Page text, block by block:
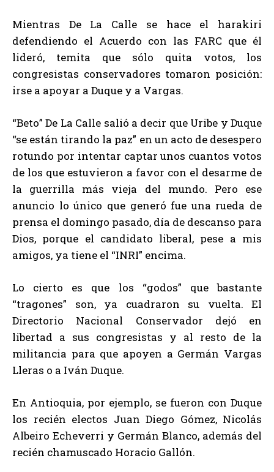
Mientras De La Calle se hace el harakiri
defendiendo el Acuerdo con las FARC que él
lideró, temita que sólo quita votos, los
congresistas conservadores tomaron posición:
irse a apoyar a Duque y a Vargas.
“Beto” De La Calle salió a decir que Uribe y Duque
“se están tirando la paz” en un acto de desespero
rotundo por intentar captar unos cuantos votos
de los que estuvieron a favor con el desarme de
la guerrilla más vieja del mundo. Pero ese
anuncio lo único que generó fue una rueda de
prensa el domingo pasado, día de descanso para
Dios, porque el candidato liberal, pese a mis
amigos, ya tiene el “INRI” encima.
Lo cierto es que los “godos” que bastante
“tragones” son, ya cuadraron su vuelta. El
Directorio Nacional Conservador dejó en
libertad a sus congresistas y al resto de la
militancia para que apoyen a Germán Vargas
Lleras o a Iván Duque.
En Antioquia, por ejemplo, se fueron con Duque
los recién electos Juan Diego Gómez, Nicolás
Albeiro Echeverri y Germán Blanco, además del
recién chamuscado Horacio Gallón.